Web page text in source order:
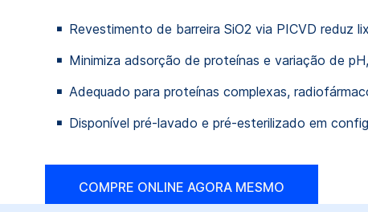
Revestimento de barreira SiO2 via PICVD reduz
Minimiza adsorção de proteínas e variação de
Adequado para proteínas complexas,
Disponível pré-lavado e pré-esterilizado em
COMPRE ONLINE AGORA MESMO